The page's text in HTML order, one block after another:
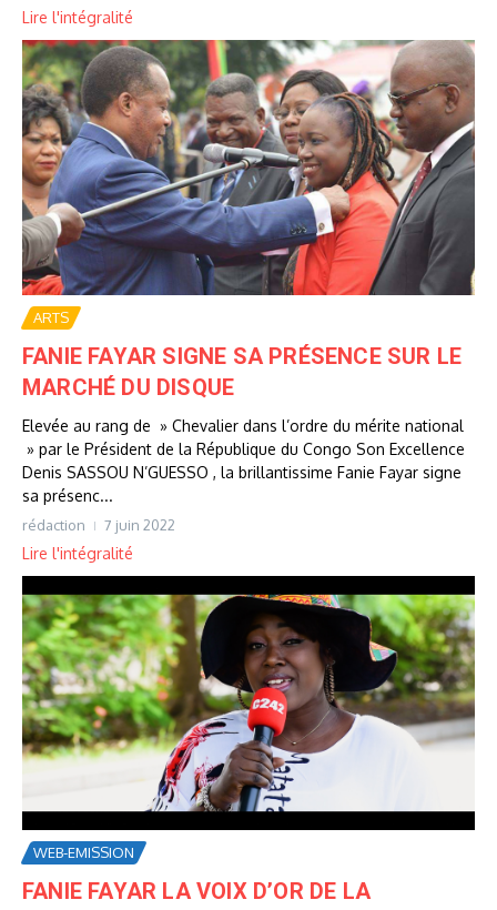
Lire l'intégralité
ARTS
FANIE FAYAR SIGNE SA PRÉSENCE SUR LE
MARCHÉ DU DISQUE
Elevée au rang de » Chevalier dans l’ordre du mérite national
» par le Président de la République du Congo Son Excellence
Denis SASSOU N’GUESSO , la brillantissime Fanie Fayar signe
sa présenc...
rédaction 7 juin 2022
Lire l'intégralité
WEB-EMISSION
FANIE FAYAR LA VOIX D’OR DE LA